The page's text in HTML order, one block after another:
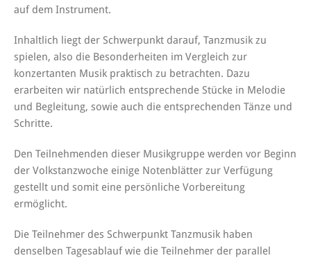
auf dem Instrument.
Inhaltlich liegt der Schwerpunkt darauf, Tanzmusik zu
spielen, also die Besonderheiten im Vergleich zur
konzertanten Musik praktisch zu betrachten. Dazu
erarbeiten wir natürlich entsprechende Stücke in Melodie
und Begleitung, sowie auch die entsprechenden Tänze und
Schritte.
Den Teilnehmenden dieser Musikgruppe werden vor Beginn
der Volkstanzwoche einige Notenblätter zur Verfügung
gestellt und somit eine persönliche Vorbereitung
ermöglicht.
Die Teilnehmer des Schwerpunkt Tanzmusik haben
denselben Tagesablauf wie die Teilnehmer der parallel